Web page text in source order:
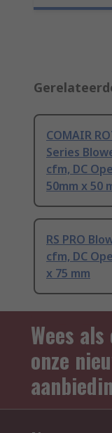
COMAIR
Series
cfm, DC
50mm x 50
RS PRO
cfm, DC
x 75 mm
Wees
onze